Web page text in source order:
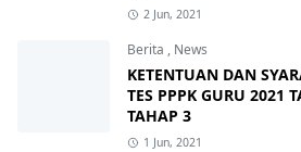
2 Jun, 2021
Berita , News
KETENTUAN DAN
TES PPPK GURU 2021
TAHAP 3
1 Jun, 2021